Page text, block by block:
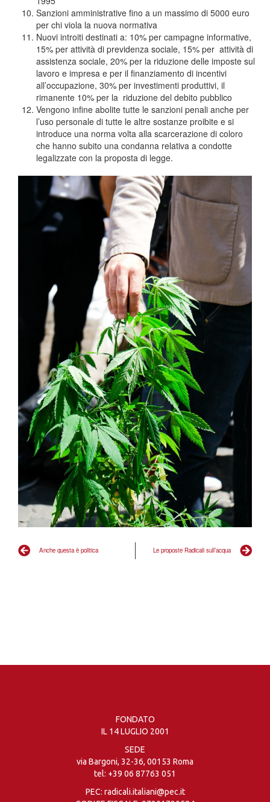
Anche questa è politica Le proposte Radicali sull’acqua
Sanzioni amministrative fino a un massimo di 5000 euro
per chi viola la nuova normativa
Nuovi introiti destinati a: 10% per campagne informative,
15% per attività di previdenza sociale, 15% per attività di
assistenza sociale, 20% per la riduzione delle imposte sul
lavoro e impresa e per il finanziamento di incentivi
all’occupazione, 30% per investimenti produttivi, il
rimanente 10% per la riduzione del debito pubblico
Vengono infine abolite tutte le sanzioni penali anche per
l’uso personale di tutte le altre sostanze proibite e si
introduce una norma volta alla scarcerazione di coloro
che hanno subito una condanna relativa a condotte
legalizzate con la proposta di legge.
FONDATO
IL 14 LUGLIO 2001
SEDE
via Bargoni, 32-36, 00153 Roma
tel: +39 06 87763 051
PEC: radicali.italiani@pec.it